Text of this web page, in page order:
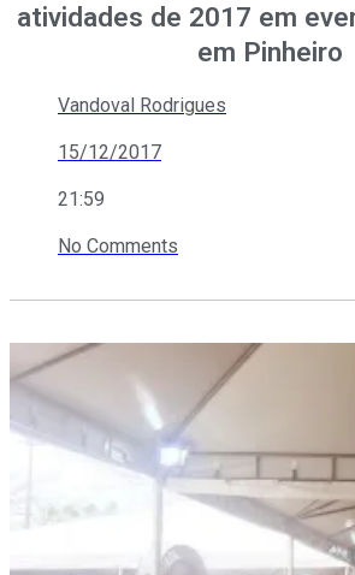
atividades de 2017 em
em Pinheiro
Vandoval Rodrigues
15/12/2017
21:59
No Comments